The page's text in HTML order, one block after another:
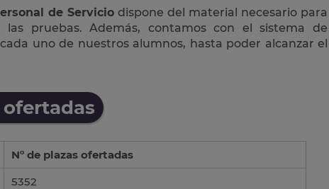
de Servicio dispone del material necesario para
pruebas. Además, contamos con el sistema de
uno de nuestros alumnos, hasta poder alcanzar el
Nº de plazas ofertadas
5352